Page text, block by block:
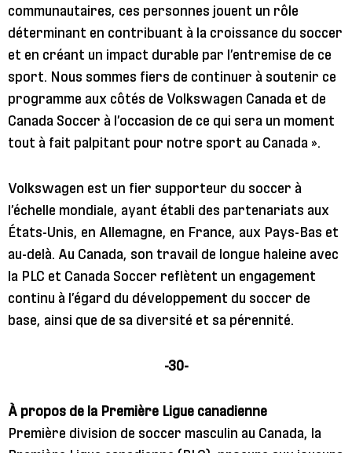
communautaires, ces personnes jouent un rôle
déterminant en contribuant à la croissance du soccer
et en créant un impact durable par l’entremise de ce
sport. Nous sommes fiers de continuer à soutenir ce
programme aux côtés de Volkswagen Canada et de
Canada Soccer à l’occasion de ce qui sera un moment
tout à fait palpitant pour notre sport au Canada ».
Volkswagen est un fier supporteur du soccer à
l’échelle mondiale, ayant établi des partenariats aux
États-Unis, en Allemagne, en France, aux Pays-Bas et
au-delà. Au Canada, son travail de longue haleine avec
la PLC et Canada Soccer reflètent un engagement
continu à l’égard du développement du soccer de
base, ainsi que de sa diversité et sa pérennité.
-30-
À propos de la Première Ligue canadienne
Première division de soccer masculin au Canada, la